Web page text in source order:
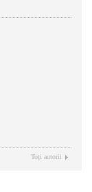
Toţi autorii